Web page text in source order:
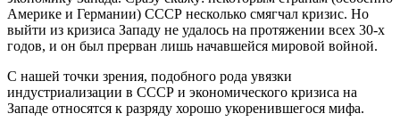
Америке и Германии) СССР несколько смягчал кризис. Но
выйти из кризиса Западу не удалось на протяжении всех 30-х
годов, и он был прерван лишь начавшейся мировой войной.
С нашей точки зрения, подобного рода увязки
индустриализации в СССР и экономического кризиса на
Западе относятся к разряду хорошо укоренившегося мифа.